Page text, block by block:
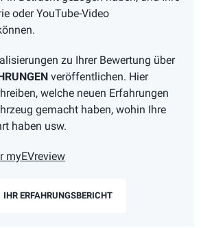
oder YouTube-Video
zu Ihrer Bewertung über
veröffentlichen. Hier
welche neuen Erfahrungen
gemacht haben, wohin Ihre
haben usw.
myEVreview
IHR ERFAHRUNGSBERICHT